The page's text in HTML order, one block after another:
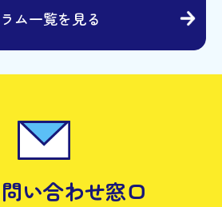
ム一覧を見る
い合わせ窓口